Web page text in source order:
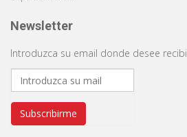
Newsletter
Introduzca su email donde desee
Subscribirme